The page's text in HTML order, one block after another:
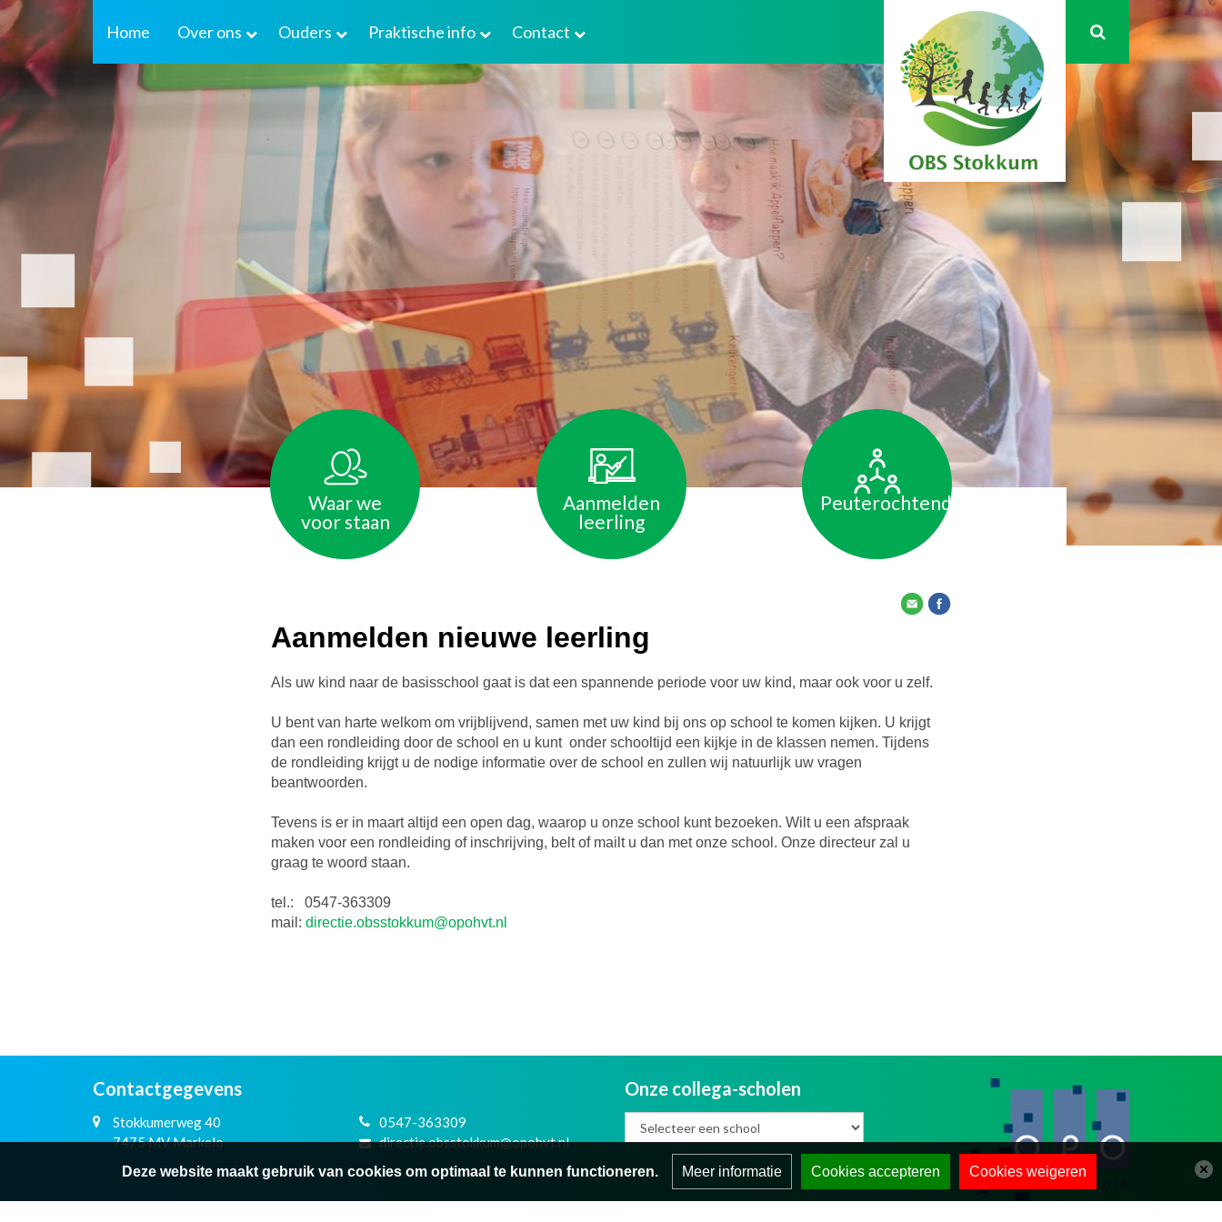
Home Over ons Ouders Praktische info Contact
Waar we
voor staan
Aanmelden
leerling
Peuterochtend
Aanmelden nieuwe leerling
Als uw kind naar de basisschool gaat is dat een spannende periode voor uw kind, maar ook voor u zelf.
U bent van harte welkom om vrijblijvend, samen met uw kind bij ons op school te komen kijken. U krijgt
dan een rondleiding door de school en u kunt onder schooltijd een kijkje in de klassen nemen. Tijdens
de rondleiding krijgt u de nodige informatie over de school en zullen wij natuurlijk uw vragen
beantwoorden.
Tevens is er in maart altijd een open dag, waarop u onze school kunt bezoeken. Wilt u een afspraak
maken voor een rondleiding of inschrijving, belt of mailt u dan met onze school. Onze directeur zal u
graag te woord staan.
tel.: 0547-363309
mail: directie.obsstokkum@opohvt.nl
Contactgegevens
Stokkumerweg 40
7475 MV Markelo
0547-363309
directie.obsstokkum@opohvt.nl
Onze collega-scholen
Deze website maakt gebruik van cookies om optimaal te kunnen functioneren. Meer informatie Cookies accepteren Cookies weigeren